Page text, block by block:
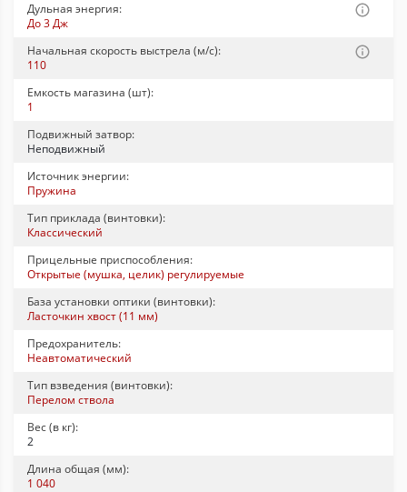
Дульная энергия:
До 3 Дж
Начальная скорость выстрела (м/с):
110
Емкость магазина (шт):
1
Подвижный затвор:
Неподвижный
Источник энергии:
Пружина
Тип приклада (винтовки):
Классический
Прицельные приспособления:
Открытые (мушка, целик) регулируемые
База установки оптики (винтовки):
Ласточкин хвост (11 мм)
Предохранитель:
Неавтоматический
Тип взведения (винтовки):
Перелом ствола
Вес (в кг):
2
Длина общая (мм):
1 040